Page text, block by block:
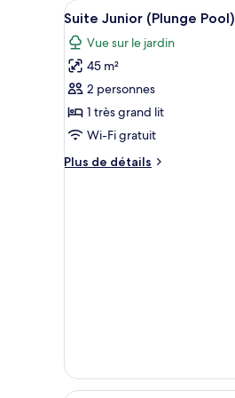
chambre
Chambre
Supérieure
Afficher
toutes
les
photos
pour
ce
type
chambre :
6
Suite Junior (Plunge Pool)
Vue sur le jardin
45 m²
2 personnes
1 très grand lit
Wi-Fi gratuit
Plus de détails
Plus